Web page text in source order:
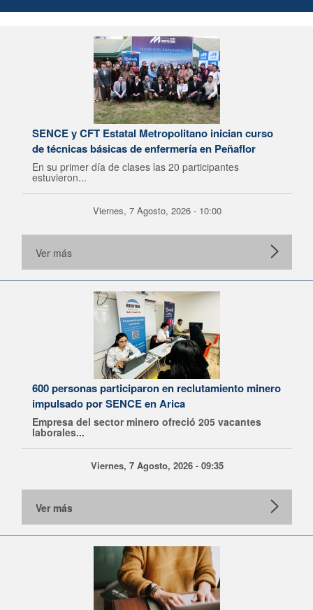
SENCE y CFT Estatal Metropolitano inician curso
de técnicas básicas de enfermería en Peñaflor
En su primer día de clases las 20 participantes
estuvieron...
Viernes, 7 Agosto, 2026 - 10:00
Ver más
600 personas participaron en reclutamiento minero
impulsado por SENCE en Arica
Empresa del sector minero ofreció 205 vacantes
laborales...
Viernes, 7 Agosto, 2026 - 09:35
Ver más